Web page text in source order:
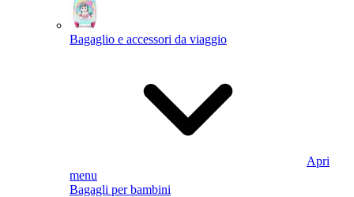
Bagaglio e accessori da viaggio
Apri
menu
Bagagli per bambini